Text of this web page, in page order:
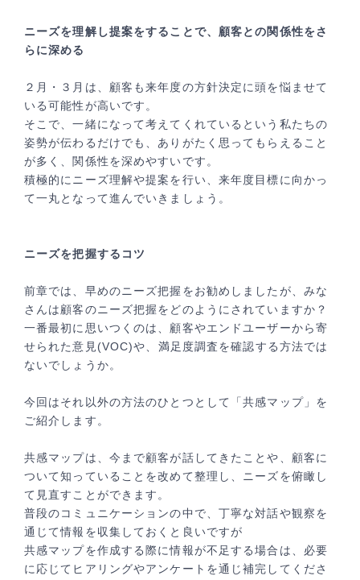
ニーズを理解し提案をすることで、顧客との関係性をさ
らに深める
２月・３月は、顧客も来年度の方針決定に頭を悩ませて
いる可能性が高いです。
そこで、一緒になって考えてくれているという私たちの
姿勢が伝わるだけでも、ありがたく思ってもらえること
が多く、関係性を深めやすいです。
積極的にニーズ理解や提案を行い、来年度目標に向かっ
て一丸となって進んでいきましょう。
ニーズを把握するコツ
前章では、早めのニーズ把握をお勧めしましたが、みな
さんは顧客のニーズ把握をどのようにされていますか？
一番最初に思いつくのは、顧客やエンドユーザーから寄
せられた意見(VOC)や、満足度調査を確認する方法では
ないでしょうか。
今回はそれ以外の方法のひとつとして「共感マップ」を
ご紹介します。
共感マップは、今まで顧客が話してきたことや、顧客に
ついて知っていることを改めて整理し、ニーズを俯瞰し
て見直すことができます。
普段のコミュニケーションの中で、丁寧な対話や観察を
通じて情報を収集しておくと良いですが
共感マップを作成する際に情報が不足する場合は、必要
に応じてヒアリングやアンケートを通じ補完してくださ